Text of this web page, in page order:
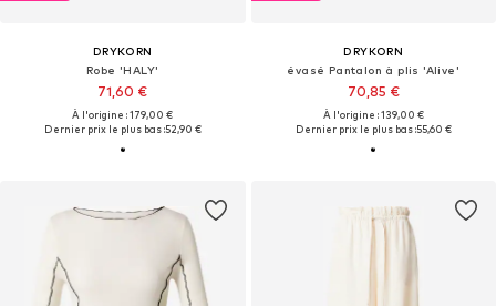
DRYKORN
Robe 'HALY'
71,60 €
À l'origine : 179,00 €
Dernier prix le plus bas :52,90 €
DRYKORN
évasé Pantalon à plis 'Alive'
70,85 €
À l'origine : 139,00 €
Dernier prix le plus bas :55,60 €